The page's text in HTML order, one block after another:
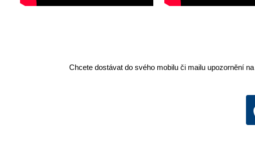
Chcete dostávat do svého mobilu či mailu upozornění